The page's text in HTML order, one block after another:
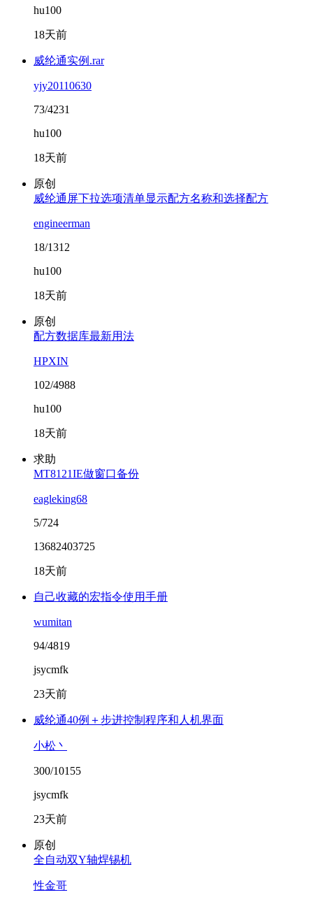
hu100
18天前
威纶通实例.rar
yjy20110630
73/4231
hu100
18天前
原创
威纶通屏下拉选项清单显示配方名称和选择配方
engineerman
18/1312
hu100
18天前
原创
配方数据库最新用法
HPXIN
102/4988
hu100
18天前
求助
MT8121IE做窗口备份
eagleking68
5/724
13682403725
18天前
自己收藏的宏指令使用手册
wumitan
94/4819
jsycmfk
23天前
威纶通40例＋步进控制程序和人机界面
小松丶
300/10155
jsycmfk
23天前
原创
全自动双Y轴焊锡机
性金哥